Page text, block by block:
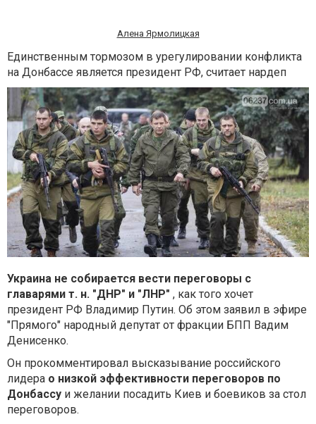
Алена Ярмолицкая
Единственным тормозом в урегулировании конфликта
на Донбассе является президент РФ, считает нардеп
Украина не собирается вести переговоры с
главарями т. н. "ДНР" и "ЛНР" , как того хочет
президент РФ Владимир Путин. Об этом заявил в эфире
"Прямого" народный депутат от фракции БПП Вадим
Денисенко.
Он прокомментировал высказывание российского
лидера о низкой эффективности переговоров по
Донбассу и желании посадить Киев и боевиков за стол
переговоров.